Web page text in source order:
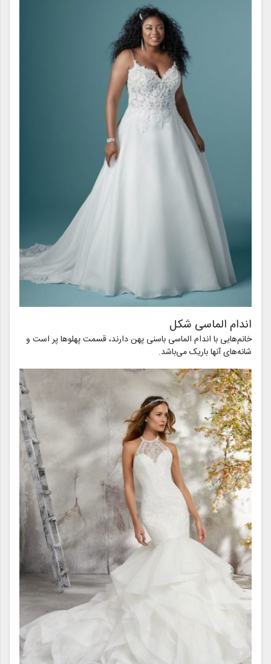
اندام الماسی شکل
خانم‌هایی با اندام الماسی باسنی پهن دارند، قسمت پهلوها پر است و
شانه‌های آنها باریک می‌باشد.